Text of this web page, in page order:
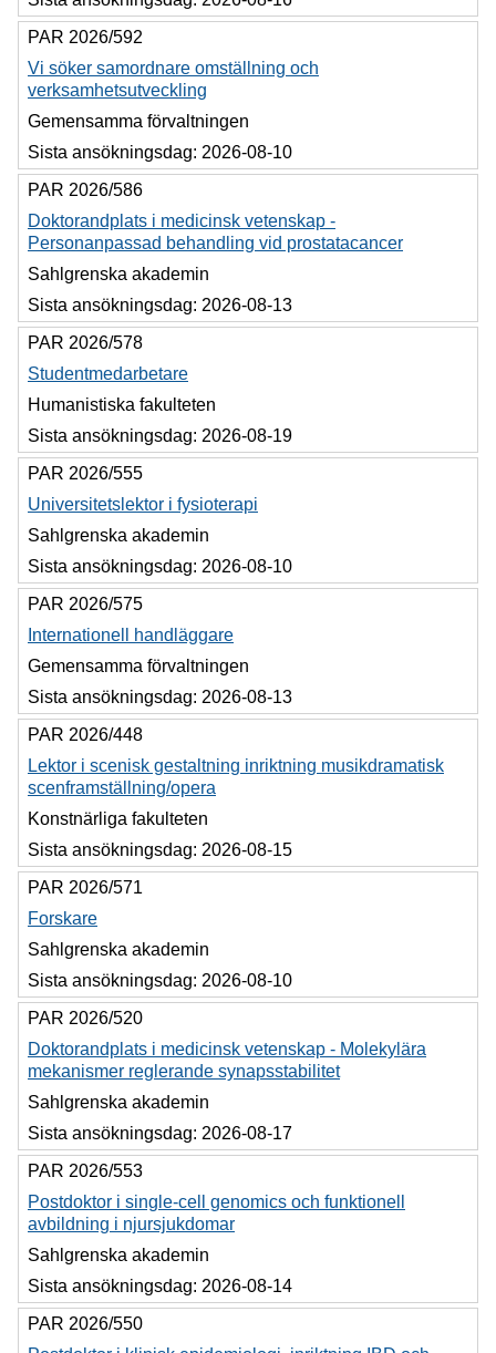
PAR 2026/592
Vi söker samordnare omställning och
verksamhetsutveckling
Gemensamma förvaltningen
Sista ansökningsdag: 2026-08-10
PAR 2026/586
Doktorandplats i medicinsk vetenskap -
Personanpassad behandling vid prostatacancer
Sahlgrenska akademin
Sista ansökningsdag: 2026-08-13
PAR 2026/578
Studentmedarbetare
Humanistiska fakulteten
Sista ansökningsdag: 2026-08-19
PAR 2026/555
Universitetslektor i fysioterapi
Sahlgrenska akademin
Sista ansökningsdag: 2026-08-10
PAR 2026/575
Internationell handläggare
Gemensamma förvaltningen
Sista ansökningsdag: 2026-08-13
PAR 2026/448
Lektor i scenisk gestaltning inriktning musikdramatisk
scenframställning/opera
Konstnärliga fakulteten
Sista ansökningsdag: 2026-08-15
PAR 2026/571
Forskare
Sahlgrenska akademin
Sista ansökningsdag: 2026-08-10
PAR 2026/520
Doktorandplats i medicinsk vetenskap - Molekylära
mekanismer reglerande synapsstabilitet
Sahlgrenska akademin
Sista ansökningsdag: 2026-08-17
PAR 2026/553
Postdoktor i single-cell genomics och funktionell
avbildning i njursjukdomar
Sahlgrenska akademin
Sista ansökningsdag: 2026-08-14
PAR 2026/550